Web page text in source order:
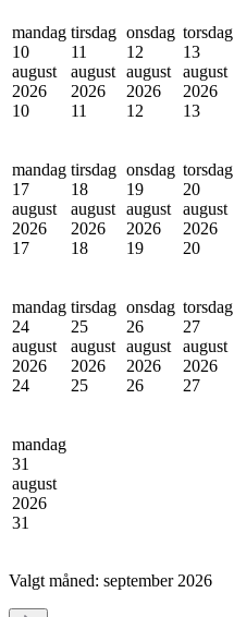
mandag
10
august
2026
10
tirsdag
11
august
2026
11
onsdag
12
august
2026
12
torsdag
13
august
2026
13
mandag
17
august
2026
17
tirsdag
18
august
2026
18
onsdag
19
august
2026
19
torsdag
20
august
2026
20
mandag
24
august
2026
24
tirsdag
25
august
2026
25
onsdag
26
august
2026
26
torsdag
27
august
2026
27
mandag
31
august
2026
31
Valgt måned: september 2026